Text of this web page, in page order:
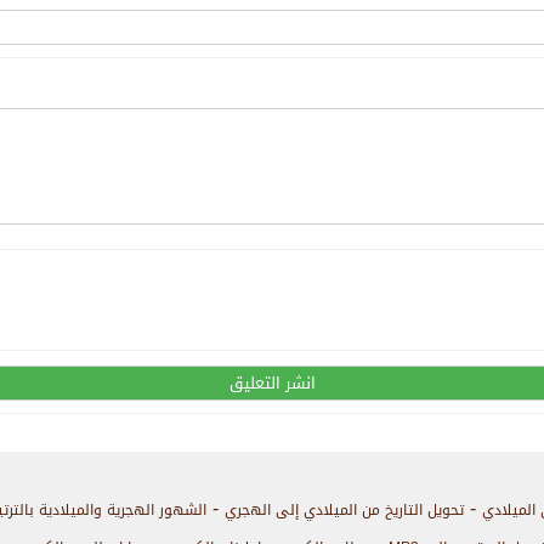
-تحويل التاريخ من الميلادي إلى الهجري -الشهور الهجرية والميلادية